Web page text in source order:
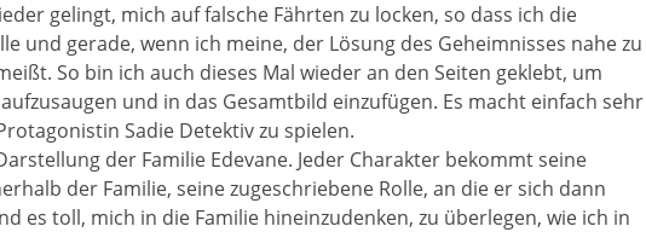
gelingt, mich auf falsche Fährten zu locken, so dass ich die
und gerade, wenn ich meine, der Lösung des Geheimnisses nahe zu
So bin ich auch dieses Mal wieder an den Seiten geklebt, um
und in das Gesamtbild einzufügen. Es macht einfach sehr
Sadie Detektiv zu spielen.
der Familie Edevane. Jeder Charakter bekommt seine
der Familie, seine zugeschriebene Rolle, an die er sich dann
es toll, mich in die Familie hineinzudenken, zu überlegen, wie ich in